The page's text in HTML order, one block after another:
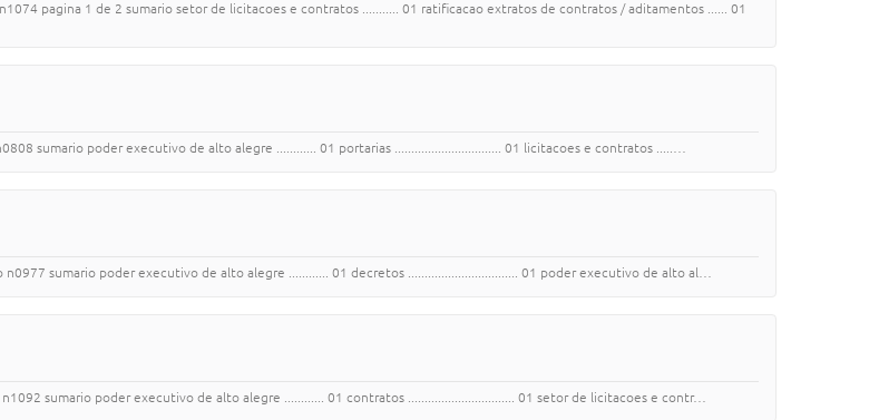
pagina 1 de 2 sumario setor de licitacoes e contratos ........... 01 ratificacao extratos de contratos / aditamentos ...... 01
sumario poder executivo de alto alegre ............ 01 portarias ................................ 01 licitacoes e contratos .....…
sumario poder executivo de alto alegre ............ 01 decretos ................................. 01 poder executivo de alto al…
sumario poder executivo de alto alegre ............ 01 contratos ................................ 01 setor de licitacoes e contr…